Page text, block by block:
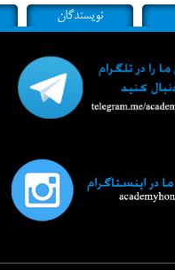
نویسندگان